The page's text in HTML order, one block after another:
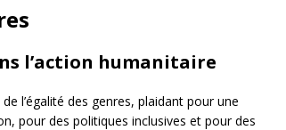
l’action humanitaire
l’égalité des genres, plaidant pour une
pour des politiques inclusives et pour des